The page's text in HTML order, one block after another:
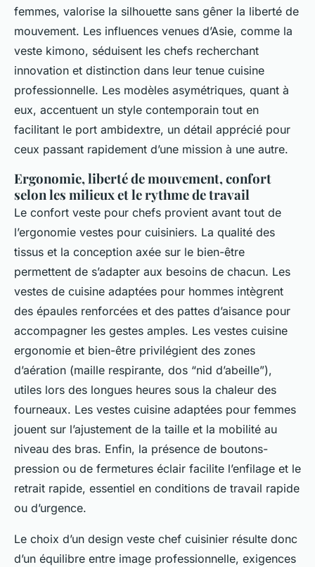
femmes, valorise la silhouette sans gêner la liberté de
mouvement. Les influences venues d’Asie, comme la
veste kimono, séduisent les chefs recherchant
innovation et distinction dans leur tenue cuisine
professionnelle. Les modèles asymétriques, quant à
eux, accentuent un style contemporain tout en
facilitant le port ambidextre, un détail apprécié pour
ceux passant rapidement d’une mission à une autre.
Ergonomie, liberté de mouvement, confort
selon les milieux et le rythme de travail
Le confort veste pour chefs provient avant tout de
l’ergonomie vestes pour cuisiniers. La qualité des
tissus et la conception axée sur le bien-être
permettent de s’adapter aux besoins de chacun. Les
vestes de cuisine adaptées pour hommes intègrent
des épaules renforcées et des pattes d’aisance pour
accompagner les gestes amples. Les vestes cuisine
ergonomie et bien-être privilégient des zones
d’aération (maille respirante, dos “nid d’abeille”),
utiles lors des longues heures sous la chaleur des
fourneaux. Les vestes cuisine adaptées pour femmes
jouent sur l’ajustement de la taille et la mobilité au
niveau des bras. Enfin, la présence de boutons-
pression ou de fermetures éclair facilite l’enfilage et le
retrait rapide, essentiel en conditions de travail rapide
ou d’urgence.
Le choix d’un design veste chef cuisinier résulte donc
d’un équilibre entre image professionnelle, exigences